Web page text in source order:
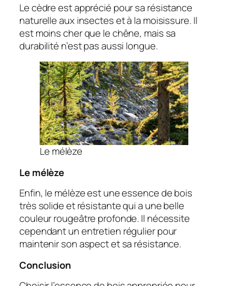
Le cèdre est apprécié pour sa résistance
naturelle aux insectes et à la moisissure. Il
est moins cher que le chêne, mais sa
durabilité n’est pas aussi longue.
Le mélèze
Le mélèze
Enfin, le mélèze est une essence de bois
très solide et résistante qui a une belle
couleur rougeâtre profonde. Il nécessite
cependant un entretien régulier pour
maintenir son aspect et sa résistance.
Conclusion